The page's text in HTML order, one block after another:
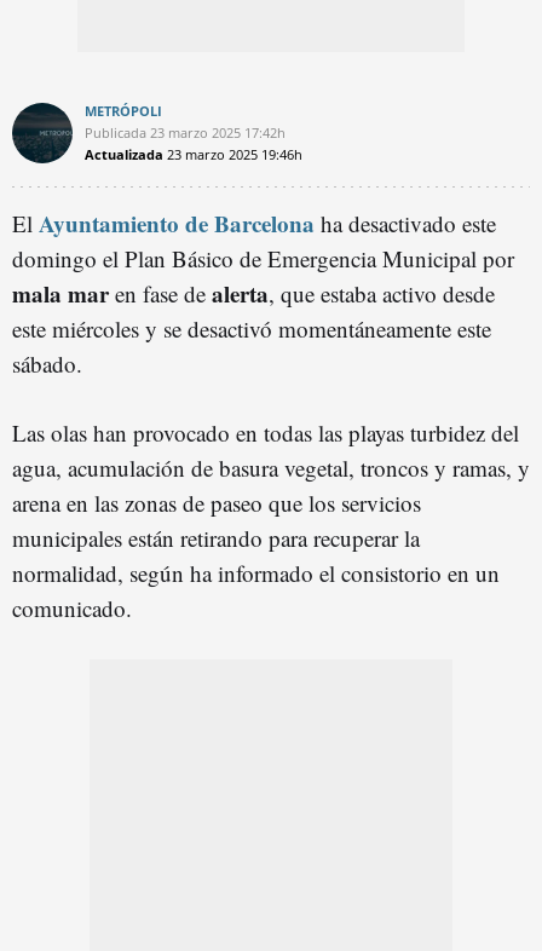
METRÓPOLI
Publicada 23 marzo 2025 17:42h
Actualizada 23 marzo 2025 19:46h
El Ayuntamiento de Barcelona ha desactivado este
domingo el Plan Básico de Emergencia Municipal por
mala maren fase de alerta, que estaba activo desde
este miércoles y se desactivó momentáneamente este
sábado.
Las olas han provocado en todas las playas turbidez del
agua, acumulación de basura vegetal, troncos y ramas, y
arena en las zonas de paseo que los servicios
municipales están retirando para recuperar la
normalidad, según ha informado el consistorio en un
comunicado.